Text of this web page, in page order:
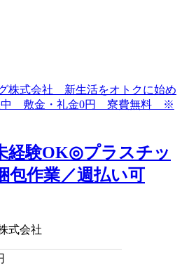
経験OK◎プラスチッ
包作業／週払い可
式会社